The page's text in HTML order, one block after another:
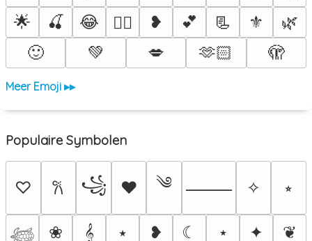
🌟
🍒 😂 ❤️‍🔥 ❥ 💕 📃 ⚜️
🌿
🙂
💚 💋 🫶🏻 🫣
Meer Emoji ▸▸
Populaire Symbolen
♡ 𐙚 ꧁ ♥ ༄ ⸻ ✧ ⭒
𓆉 ❀ 𝄞 ⭑ ❥ ☾ ⋆ ✦ ❦